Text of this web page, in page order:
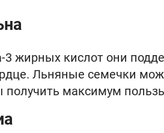
3 жирных кислот они
Льняные семечки
максимум